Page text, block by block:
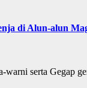
di Alun-alun
serta